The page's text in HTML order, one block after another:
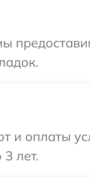
и оплаты
лет.